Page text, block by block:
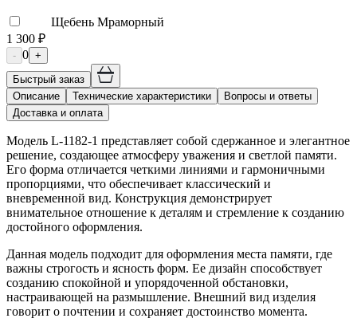
Щебень Мраморный
1 300 ₽
- 0 +
Быстрый заказ
Описание
Технические характеристики
Вопросы и ответы
Доставка и оплата
Модель L-1182-1 представляет собой сдержанное и элегантное
решение, создающее атмосферу уважения и светлой памяти.
Его форма отличается четкими линиями и гармоничными
пропорциями, что обеспечивает классический и
вневременной вид. Конструкция демонстрирует
внимательное отношение к деталям и стремление к созданию
достойного оформления.
Данная модель подходит для оформления места памяти, где
важны строгость и ясность форм. Ее дизайн способствует
созданию спокойной и упорядоченной обстановки,
настраивающей на размышление. Внешний вид изделия
говорит о почтении и сохраняет достоинство момента.